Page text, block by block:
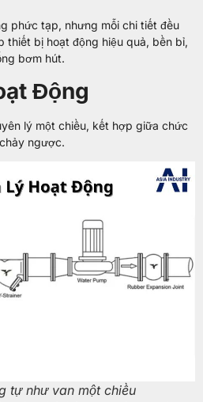
phức tạp, nhưng mỗi chi tiết đều
thiết bị hoạt động hiệu quả, bền bỉ,
bơm hút.
Động
lý một chiều, kết hợp giữa chức
ngược.
tự như van một chiều